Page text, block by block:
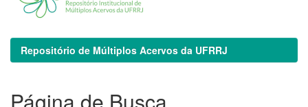
Repositório de Múltiplos Acervos da UFRRJ
Página de Busca